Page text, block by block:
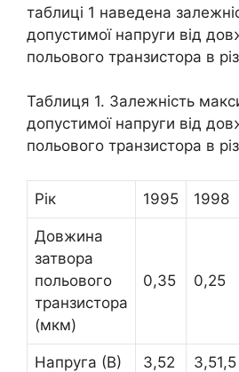
таблиці 1 наведена
допустимої напруги від
польового транзистора в
Таблиця 1. Залежність
допустимої напруги від
польового транзистора в
Рік 1995 1998
Довжина
затвора
польового
транзистора
(мкм)
0,35 0,25
Напруга (В) 3,52 3,51,5